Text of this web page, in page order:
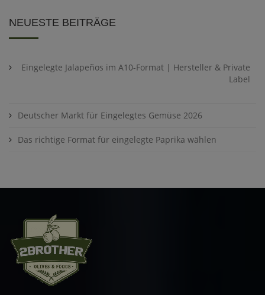
NEUESTE BEITRÄGE
Eingelegte Jalapeños im A10-Format | Hersteller & Private
Label
Deutscher Markt für Eingelegtes Gemüse 2026
Das richtige Format für eingelegte Paprika wählen